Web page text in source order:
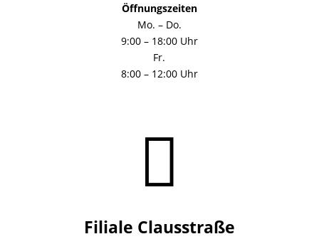
Öffnungszeiten
Mo. – Do.
9:00 – 18:00 Uhr
Fr.
8:00 – 12:00 Uhr

Filiale Clausstraße